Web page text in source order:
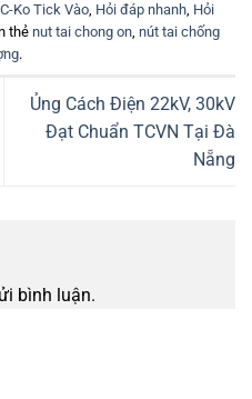
Ko Tick Vào, Hỏi đáp nhanh, Hỏi
thẻ nut tai chong on, nút tai chống
.
Ủng Cách Điện 22kV, 30kV
Đạt Chuẩn TCVN Tại Đà
Nẵng
bình luận.